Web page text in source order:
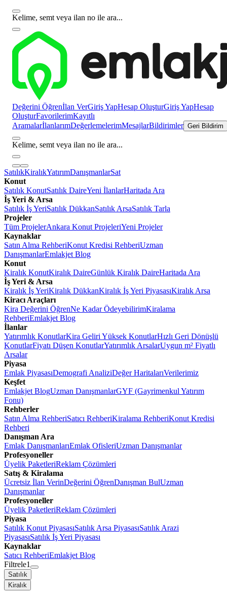
Kelime, semt veya ilan no ile ara...
Değerini Öğrenİlan VerGiriş YapHesap OluşturGiriş YapHesap
OluşturFavorilerimKayıtlı
AramalarİlanlarımDeğerlemelerimMesajlarBildirimler Geri Bildirim
Kelime, semt veya ilan no ile ara...
SatılıkKiralıkYatırımDanışmanlarSat
Konut
Satılık KonutSatılık DaireYeni İlanlarHaritada Ara
İş Yeri & Arsa
Satılık İş YeriSatılık DükkanSatılık ArsaSatılık Tarla
Projeler
Tüm ProjelerAnkara Konut ProjeleriYeni Projeler
Kaynaklar
Satın Alma RehberiKonut Kredisi RehberiUzman
DanışmanlarEmlakjet Blog
Konut
Kiralık KonutKiralık DaireGünlük Kiralık DaireHaritada Ara
İş Yeri & Arsa
Kiralık İş YeriKiralık DükkanKiralık İş Yeri PiyasasıKiralık Arsa
Kiracı Araçları
Kira Değerini ÖğrenNe Kadar ÖdeyebilirimKiralama
RehberiEmlakjet Blog
İlanlar
Yatırımlık KonutlarKira Geliri Yüksek KonutlarHızlı Geri Dönüşlü
KonutlarFiyatı Düşen KonutlarYatırımlık ArsalarUygun m² Fiyatlı
Arsalar
Piyasa
Emlak PiyasasıDemografi AnaliziDeğer HaritalarıVerilerimiz
Keşfet
Emlakjet BlogUzman DanışmanlarGYF (Gayrimenkul Yatırım
Fonu)
Rehberler
Satın Alma RehberiSatıcı RehberiKiralama RehberiKonut Kredisi
Rehberi
Danışman Ara
Emlak DanışmanlarıEmlak OfisleriUzman Danışmanlar
Profesyoneller
Üyelik PaketleriReklam Çözümleri
Satış & Kiralama
Ücretsiz İlan VerinDeğerini ÖğrenDanışman BulUzman
Danışmanlar
Profesyoneller
Üyelik PaketleriReklam Çözümleri
Piyasa
Satılık Konut PiyasasıSatılık Arsa PiyasasıSatılık Arazi
PiyasasıSatılık İş Yeri Piyasası
Kaynaklar
Satıcı RehberiEmlakjet Blog
Filtrele1
Satılık
Kiralık